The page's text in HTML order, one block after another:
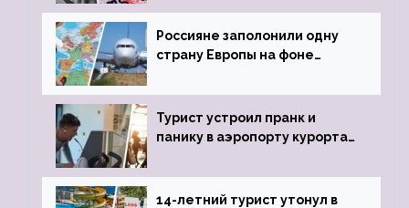
Россияне заполонили одну
страну Европы на фоне
виз
Турист устроил пранк и
панику в аэропорту курорта,
задержке рейса
14-летний турист утонул в